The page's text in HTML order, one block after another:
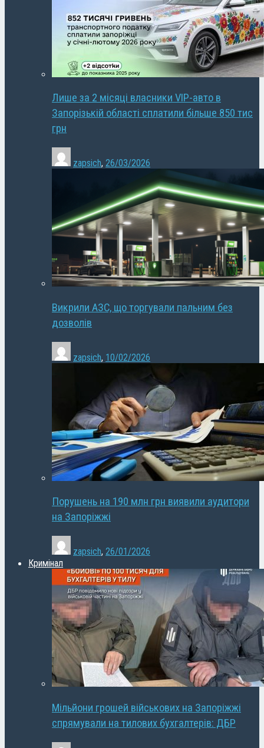
Лише за 2 місяці власники VIP-авто в
Запорізькій області сплатили більше 850 тис
грн
zapsich, 26/03/2026
Викрили АЗС, що торгували пальним без
дозволів
zapsich, 10/02/2026
Порушень на 190 млн грн виявили аудитори
на Запоріжжі
zapsich, 26/01/2026
Кримінал
Мільйони грошей військових на Запоріжжі
спрямували на тилових бухгалтерів: ДБР